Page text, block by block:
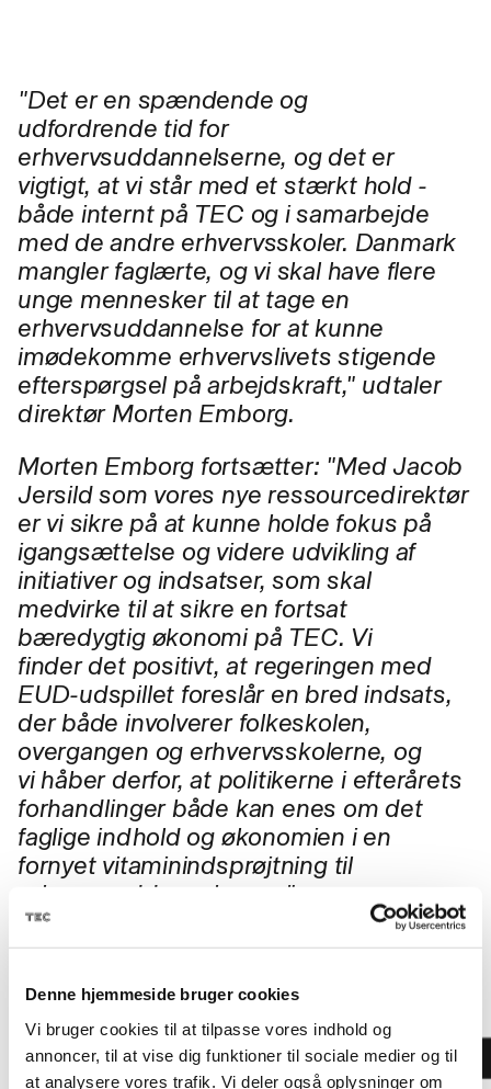
Denne hjemmeside bruger cookies
Vi bruger cookies til at tilpasse vores indhold og
annoncer, til at vise dig funktioner til sociale medier og til
at analysere vores trafik. Vi deler også oplysninger om
"Det er en spændende og
udfordrende tid for
erhvervsuddannelserne, og det er
vigtigt, at vi står med et stærkt hold -
både internt på TEC og i samarbejde
med de andre erhvervsskoler. Danmark
mangler faglærte, og vi skal have flere
unge mennesker til at tage en
erhvervsuddannelse for at kunne
imødekomme erhvervslivets stigende
efterspørgsel på arbejdskraft," udtaler
direktør Morten Emborg.
Morten Emborg fortsætter: "Med Jacob
Jersild som vores nye ressourcedirektør
er vi sikre på at kunne holde fokus på
igangsættelse og videre udvikling af
initiativer og indsatser, som skal
medvirke til at sikre en fortsat
bæredygtig økonomi på TEC. Vi
finderdet positivt, at regeringen med
EUD-udspillet foreslår en bred indsats,
der både involverer folkeskolen,
overgangen og erhvervsskolerne, og
vihåber derfor, at politikerne i efterårets
forhandlinger både kan enes om det
faglige indhold og økonomien i en
fornyet vitaminindsprøjtning til
erhvervsuddannelserne."